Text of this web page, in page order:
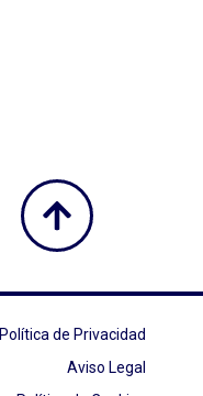
Política de Privacidad
Aviso Legal